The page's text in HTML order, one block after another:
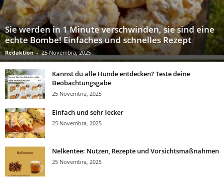
Sie werden in 1 Minute verschwinden, sie sind eine
echte Bombe! Einfaches und schnelles Rezept
Redaktion - 25 Novembra, 2025
Kannst du alle Hunde entdecken? Teste deine
Beobachtungsgabe
25 Novembra, 2025
Einfach und sehr lecker
25 Novembra, 2025
Nelkentee: Nutzen, Rezepte und Vorsichtsmaßnahmen
25 Novembra, 2025